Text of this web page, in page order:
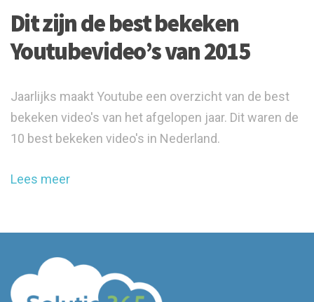
Dit zijn de best bekeken
Youtubevideo’s van 2015
Jaarlijks maakt Youtube een overzicht van de best
bekeken video's van het afgelopen jaar. Dit waren de
10 best bekeken video's in Nederland.
Lees meer